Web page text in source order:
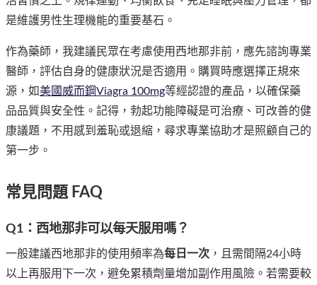
是維護男性生理機能的重要基石。
作為藥師，我建議民眾在考慮使用西地那非前，應先諮詢專業
醫師，評估自身的健康狀況是否適用。購買時應選擇正規來
源，如美國威而鋼Viagra 100mg等經認證的產品，以確保藥
品品質與安全性。記得，勃起功能障礙是可治療、可改善的健
康議題，不用感到羞恥或退縮，尋求專業協助才是照顧自己的
第一步。
常見問題 FAQ
Q1：西地那非可以每天服用嗎？
一般建議西地那非的使用頻率為每日一次 ，且需間隔24小時
以上再服用下一次，避免累積劑量增加副作用風險。若需要較